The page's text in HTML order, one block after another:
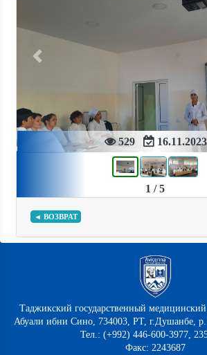
529 16.11.2023
Previous
1 / 5
◄ ВОЗВРАТ
Таджикский государственный
Абуали ибни Сино, 734003, РТ, г.Душанбе,
Тел.: (+992) 446-600-3977,
Факс: 2243687